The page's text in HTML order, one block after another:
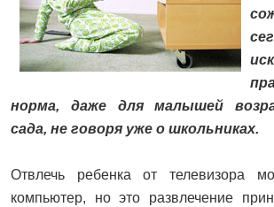
норма, даже для малышей
сада, не говоря уже о школьниках.
Отвлечь ребенка от телевизора
компьютер, но это развлечение